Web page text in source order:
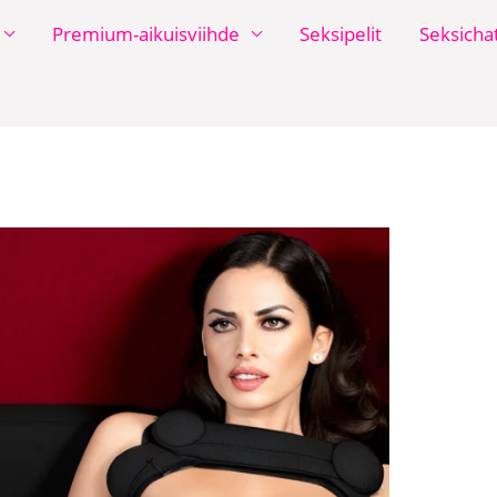
Premium-aikuisviihde Seksipelit